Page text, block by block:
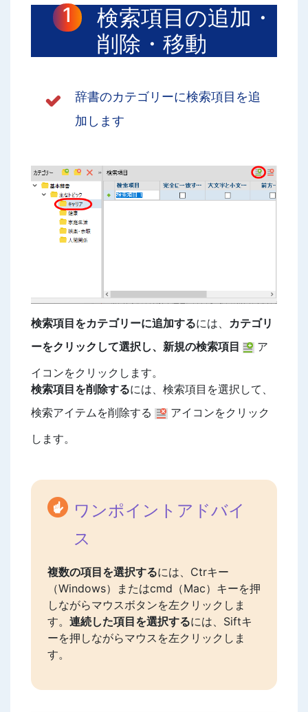
検索項目の追加・
削除・移動
辞書のカテゴリーに検索項目を追
加します
検索項目をカテゴリーに追加するには、 カテゴリ
ーをクリックして選択し、新規の検索項目
ア
イコンをクリックします。
検索項目を削除するには、検索項目を選択して、
検索アイテムを削除する
アイコンをクリック
します。
ワンポイントアドバイ
ス
複数の項目を選択するには、Ctrキー
（Windows）またはcmd（Mac）キーを押
しながらマウスボタンを左クリックしま
す。 連続した項目を選択するには、Siftキ
ーを押しながらマウスを左クリックしま
す。